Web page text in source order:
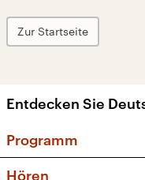
Zur Startseite
Entdecken Sie
Programm
Hören